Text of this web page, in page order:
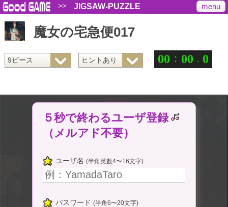
>> JIGSAW-PUZZLE menu
魔女の宅急便017
00 ： 00 . 0
５秒で終わるユーザ登録
（メルアド不要）
ユーザ名 (半角英数4〜16文字)
パスワード (半角6〜20文字)